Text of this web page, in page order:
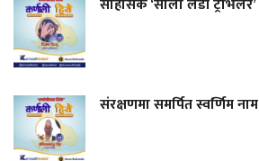
संरक्षणमा समर्पित स्वर्णिम नाम